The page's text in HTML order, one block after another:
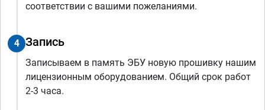
соответствии с вашими пожеланиями.
4 Запись
Записываем в память ЭБУ новую прошивку нашим
лицензионным оборудованием. Общий срок работ
2-3 часа.